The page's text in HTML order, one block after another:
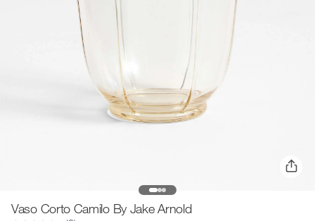
Vaso Corto Camilo By Jake Arnold